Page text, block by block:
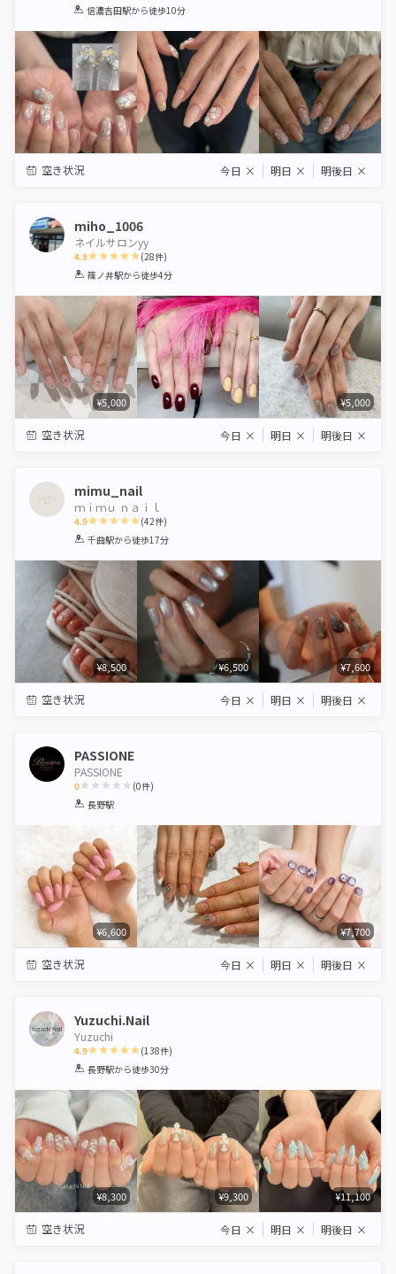
1 2 3 4 5
信濃吉田駅から徒歩10分
空き状況 今日 × 明日 × 明後日 ×
miho_1006
ネイルサロンyy
4.9
1 2 3 4 5
(28件)
篠ノ井駅から徒歩4分
¥5,000 ¥5,000
空き状況 今日 × 明日 × 明後日 ×
mimu_nail
ｍｉｍｕ ｎａｉｌ
4.9
1 2 3 4 5
(42件)
千曲駅から徒歩17分
¥8,500 ¥6,500 ¥7,600
空き状況 今日 × 明日 × 明後日 ×
PASSIONE
PASSIONE
0
1 2 3 4
(0件)
長野駅
¥6,600 ¥7,700
空き状況 今日 × 明日 × 明後日 ×
Yuzuchi.Nail
Yuzuchi
4.9
1 2 3 4 5
(138件)
長野駅から徒歩30分
¥8,300 ¥9,300 ¥11,100
空き状況 今日 × 明日 × 明後日 ×